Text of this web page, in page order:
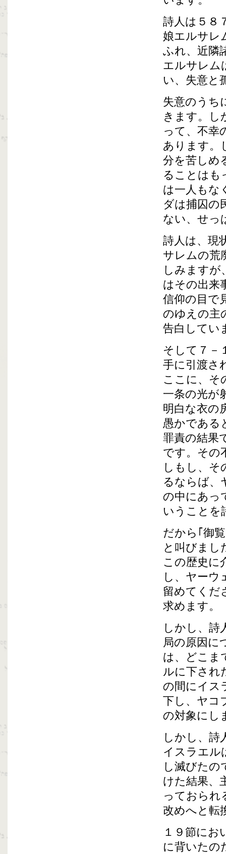
詩人は５８
娘エルサレ
ふれ、近隣
エルサレム
い、失意と
失意のうち
きます。し
って、不幸
あります。
分を苦しめ
ることはも
は一人もな
ダは捕囚の
ない、せっ
詩人は、現
サレムの荒
しみますが
はその出来
信仰の目で
のゆえの主
告白してい
そして７－
手に引渡さ
ここに、そ
一条の光が
明白な衣の
愚かである
罪責の結果
です。その
しもし、そ
るならば、
の中にあっ
いうことを
だから｢御
と叫びまし
この歴史に
し、ヤーウ
留めてくだ
求めます。
しかし、詩
局の原因に
は、どこま
ルに下され
の間にイス
下し、ヤコ
の対象にし
しかし、詩
イスラエル
し滅びたの
けた結果、
っておられ
改めへと転
１９節にお
に背いたの